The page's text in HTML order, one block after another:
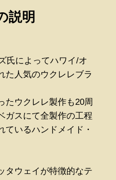
説明
氏によってハワイ/オ
た人気のウクレレブラ
たウクレレ製作も20周
ガスにて全製作の工程
ているハンドメイド・
タウェイが特徴的なテ